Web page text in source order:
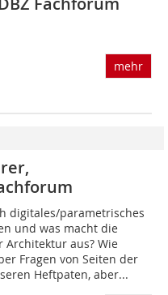
mehr
digitales/parametrisches
und was macht die
aus? Wie
Fragen von Seiten der
Heftpaten, aber...